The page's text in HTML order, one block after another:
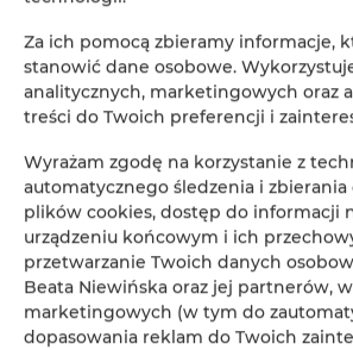
Płatność za cały pobyt należy
przyjazdem (płatność online
Goście korzystający z urządzenia
Via del Sodino 4, San
Ogrzewanie / Klimatyzacja w
za dodatkową opłatą w wysokości
Przy check in, prosimy o depozyt
Za ich pomocą zbieramy informacje,
stanowić dane osobowe.
analitycznych, marketingowych oraz
treści do Twoich preferencji i
Wyrażam zgodę na korzystanie z
automatycznego śledzenia i
plików cookies, dostęp do informacji
urządzeniu końcowym i ich
przetwarzanie Twoich danych
Beata Niewińska oraz jej partnerów,
marketingowych (w tym do
dopasowania reklam do Twoich